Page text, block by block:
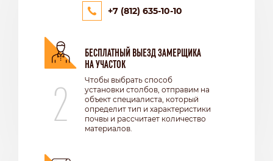
+7 (812) 635-10-10
2
БЕСПЛАТНЫЙ ВЫЕЗД ЗАМЕРЩИКА
НА УЧАСТОК
Чтобы выбрать способ
установки столбов, отправим на
объект специалиста, который
определит тип и характеристики
почвы и рассчитает количество
материалов.